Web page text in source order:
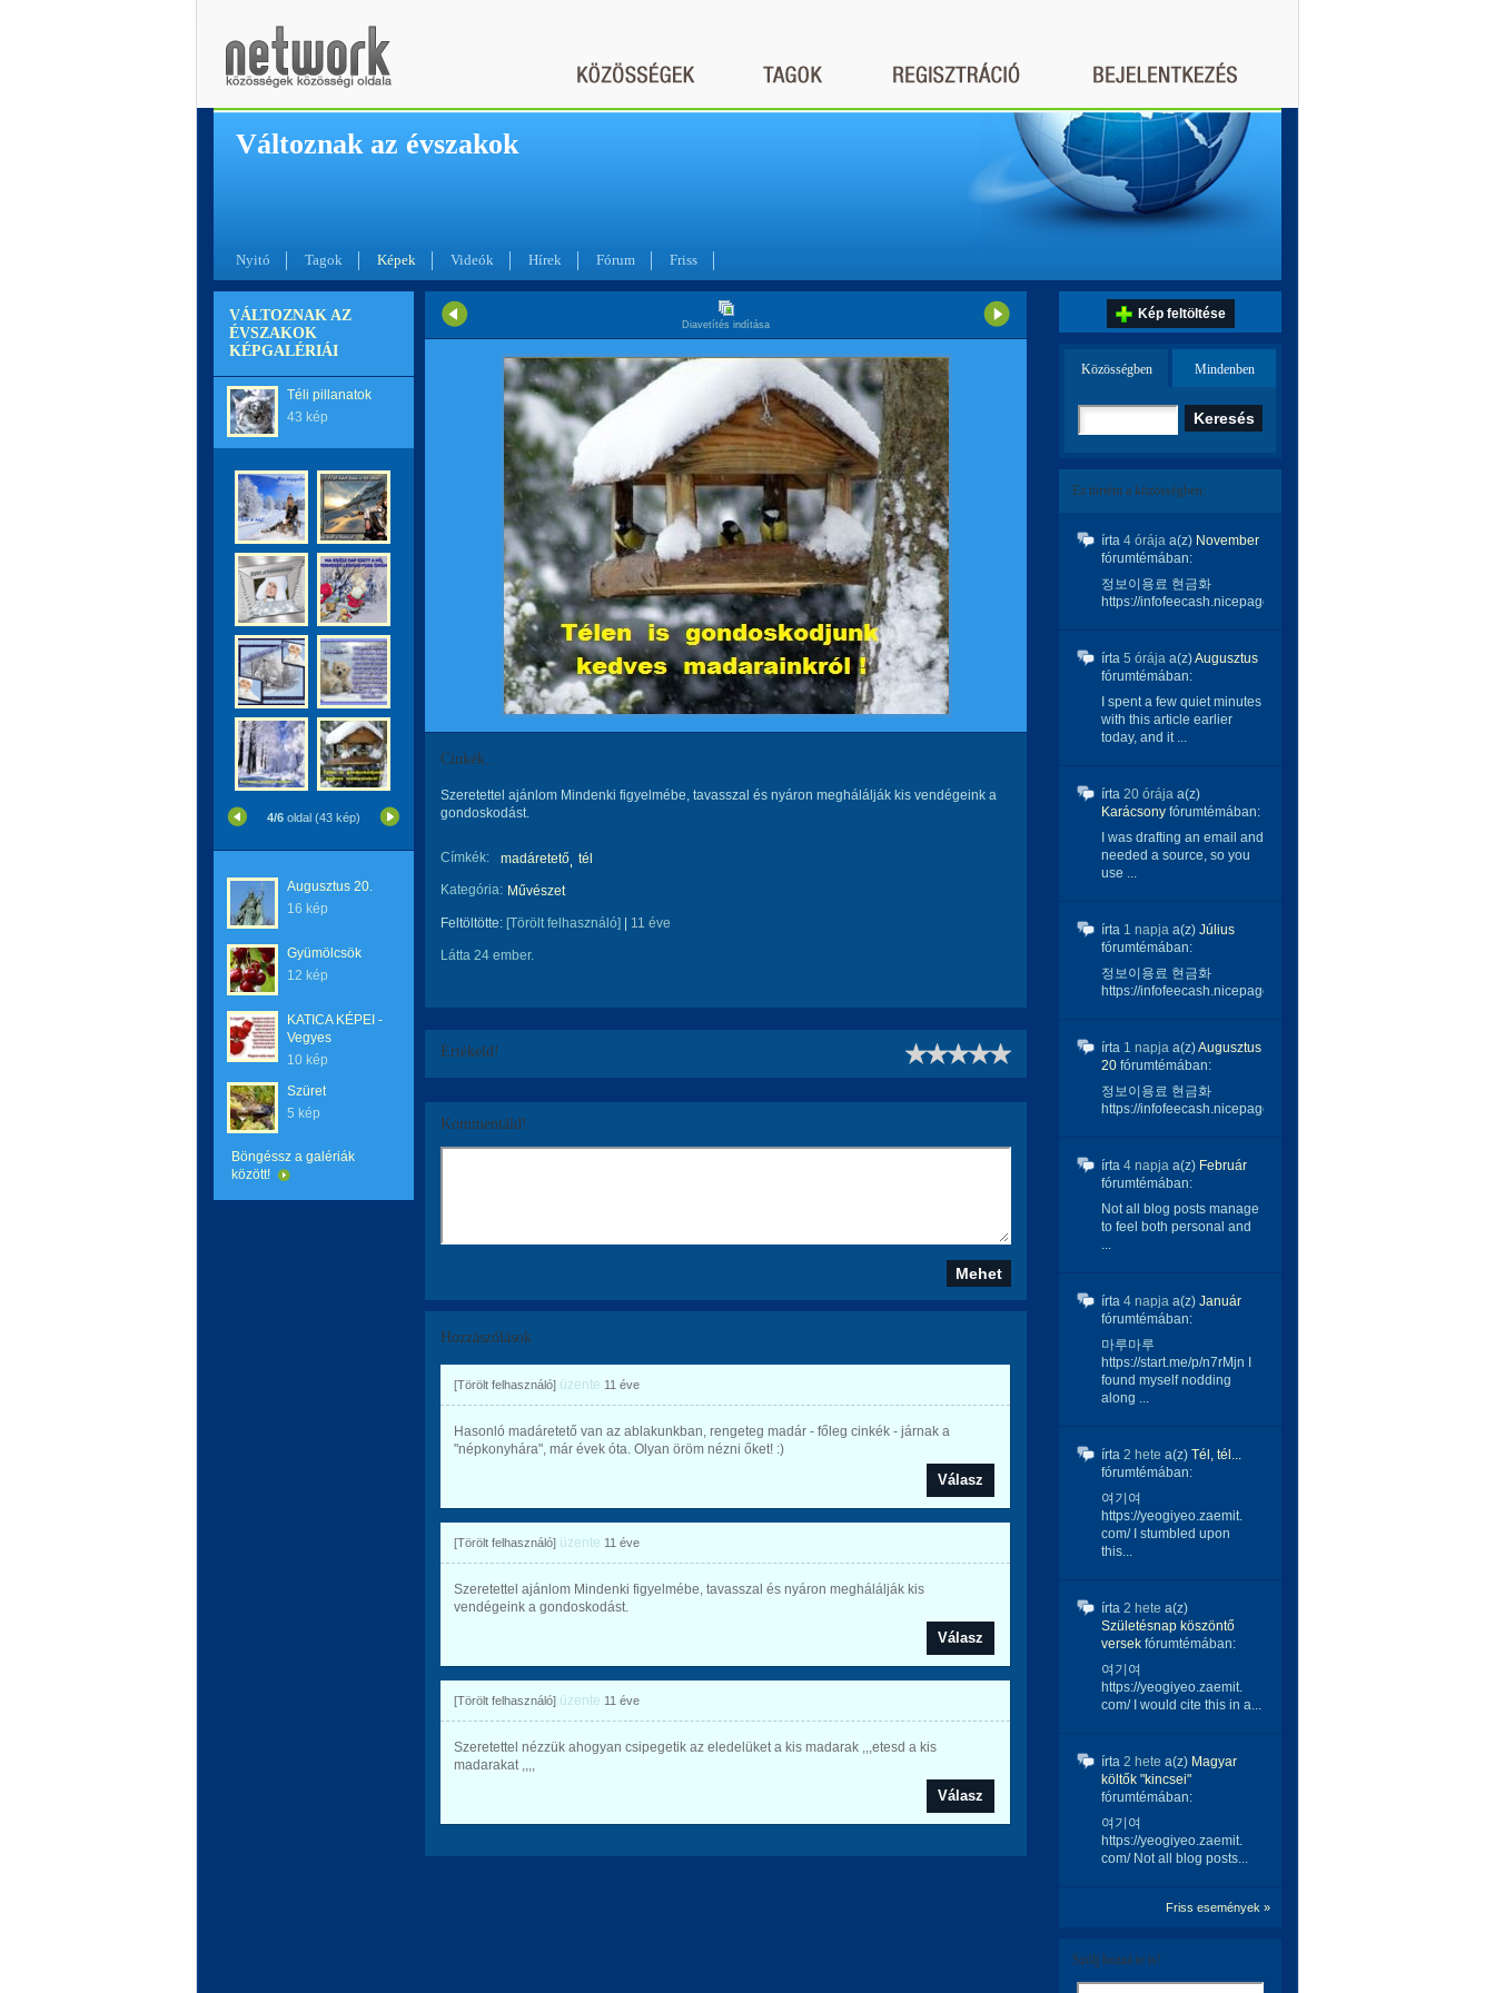
Változnak az évszakok
Nyitó Tagok Képek Videók Hírek Fórum Friss
VÁLTOZNAK AZ
ÉVSZAKOK
KÉPGALÉRIÁI
Téli pillanatok
43 kép
4/6 oldal (43 kép)
Augusztus 20.
16 kép
Gyümölcsök
12 kép
KATICA KÉPEI -
Vegyes
10 kép
Szüret
5 kép
Böngéssz a galériák
között!
Diavetítés indítása
Cinkék...
Szeretettel ajánlom Mindenki figyelmébe, tavasszal és nyáron meghálálják kis vendégeink a
gondoskodást.
Címkék: madáretető tél
Kategória: Művészet
Feltöltötte: [Törölt felhasználó] 11 éve
Látta 24 ember.
Értékeld!
Kommentáld!
Hozzászólások
[Törölt felhasználó] üzente 11 éve
Hasonló madáretető van az ablakunkban, rengeteg madár - főleg cinkék - járnak a
"népkonyhára", már évek óta. Olyan öröm nézni őket! :)
Válasz
[Törölt felhasználó] üzente 11 éve
Szeretettel ajánlom Mindenki figyelmébe, tavasszal és nyáron meghálálják kis
vendégeink a gondoskodást.
Válasz
[Törölt felhasználó] üzente 11 éve
Szeretettel nézzük ahogyan csipegetik az eledelüket a kis madarak ,,,etesd a kis
madarakat ,,,,
Válasz
Kép feltöltése
Közösségben Mindenben
Ez történt a közösségben:
írta 4 órája a(z) November
fórumtémában:
정보이용료 현금화
https://infofeecash.nicepage...
írta 5 órája a(z)Augusztus
fórumtémában:
I spent a few quiet minutes
with this article earlier
today, and it ...
írta 20 órája a(z)
Karácsony fórumtémában:
I was drafting an email and
needed a source, so you
use ...
írta 1 napja a(z) Július
fórumtémában:
정보이용료 현금화
https://infofeecash.nicepage...
írta 1 napja a(z)Augusztus
20 fórumtémában:
정보이용료 현금화
https://infofeecash.nicepage...
írta 4 napja a(z) Február
fórumtémában:
Not all blog posts manage
to feel both personal and
...
írta 4 napja a(z) Január
fórumtémában:
마루마루
https://start.me/p/n7rMjn I
found myself nodding
along ...
írta 2 hete a(z) Tél, tél...
fórumtémában:
여기여
https://yeogiyeo.zaemit.
com/ I stumbled upon
this...
írta 2 hete a(z)
Születésnap köszöntő
versek fórumtémában:
여기여
https://yeogiyeo.zaemit.
com/ I would cite this in a...
írta 2 hete a(z) Magyar
költők "kincsei"
fórumtémában:
여기여
https://yeogiyeo.zaemit.
com/ Not all blog posts...
Friss események »
Szólj hozzá te is!